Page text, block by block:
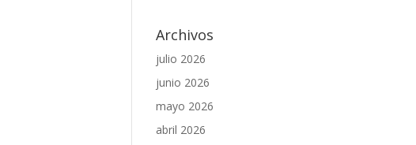
Archivos
julio 2026
junio 2026
mayo 2026
abril 2026